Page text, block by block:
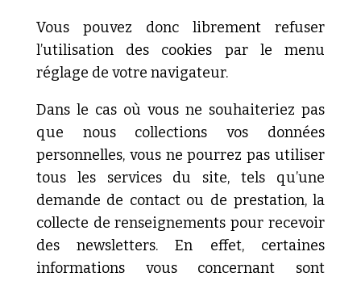
Vous pouvez donc librement refuser
l’utilisation des cookies par le menu
réglage de votre navigateur.
Dans le cas où vous ne souhaiteriez pas
que nous collections vos données
personnelles, vous ne pourrez pas utiliser
tous les services du site, tels qu’une
demande de contact ou de prestation, la
collecte de renseignements pour recevoir
des newsletters. En effet, certaines
informations vous concernant sont